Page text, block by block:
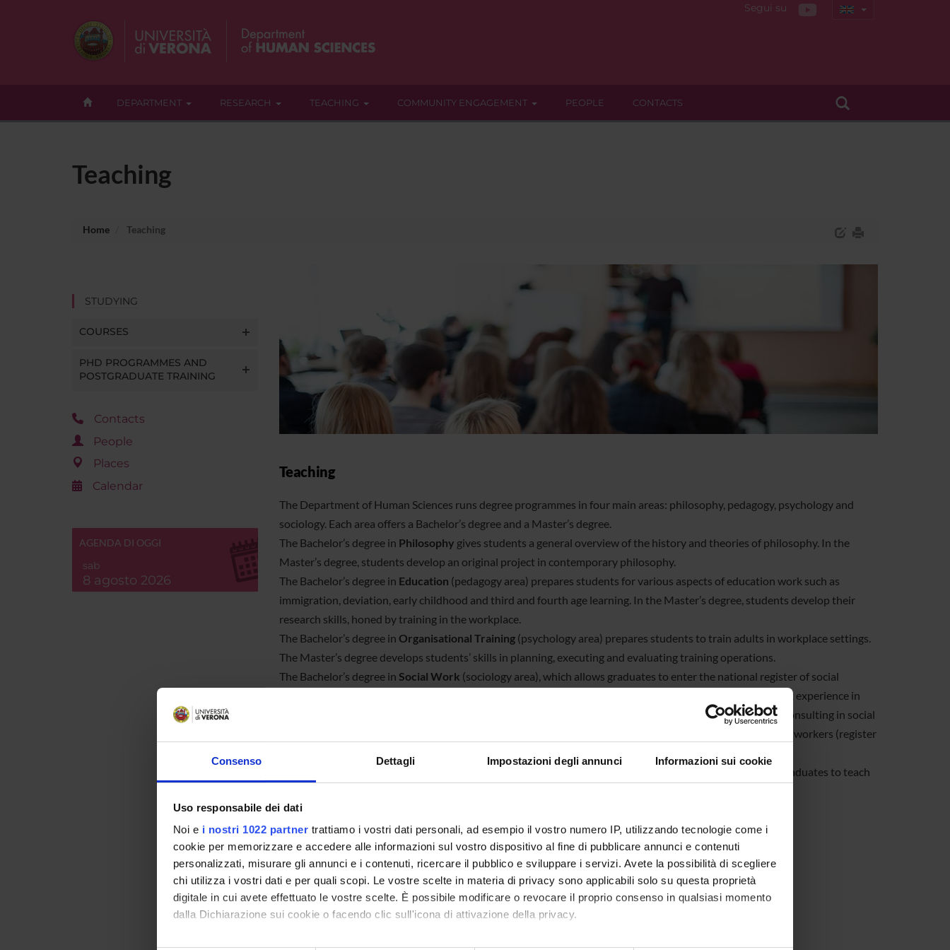
Consenso Dettagli Impostazioni degli annunci Informazioni sui cookie
Uso responsabile dei dati
Noi e i nostri 1022 partner trattiamo i vostri dati personali, ad esempio il vostro numero IP, utilizzando tecnologie come i
cookie per memorizzare e accedere alle informazioni sul vostro dispositivo al fine di pubblicare annunci e contenuti
personalizzati, misurare gli annunci e i contenuti, ricercare il pubblico e sviluppare i servizi. Avete la possibilità di scegliere
chi utilizza i vostri dati e per quali scopi. Le vostre scelte in materia di privacy sono applicabili solo su questa proprietà
digitale in cui avete effettuato le vostre scelte. È possibile modificare o revocare il proprio consenso in qualsiasi momento
dalla Dichiarazione sui cookie o facendo clic sull'icona di attivazione della privacy.
Segui su
DEPARTMENT RESEARCH TEACHING COMMUNITY ENGAGEMENT PEOPLE CONTACTS
Teaching
Home Teaching
STUDYING
COURSES
PHD PROGRAMMES AND
POSTGRADUATE TRAINING
Contacts
People
Places
Calendar
AGENDA DI OGGI
sab
8 agosto 2026
Teaching
The Department of Human Sciences runs degree programmes in four main areas: philosophy, pedagogy, psychology and
sociology. Each area offers a Bachelor’s degree and a Master’s degree.
The Bachelor’s degree in Philosophy gives students a general overview of the history and theories of philosophy. In the
Master’s degree, students develop an original project in contemporary philosophy.
The Bachelor’s degree in Education (pedagogy area) prepares students for various aspects of education work such as
immigration, deviation, early childhood and third and fourth age learning. In the Master’s degree, students develop their
research skills, honed by training in the workplace.
The Bachelor’s degree in Organisational Training(psychology area) prepares students to train adults in workplace settings.
The Master’s degree develops students’ skills in planning, executing and evaluating training operations.
The Bachelor’s degree in Social Work (sociology area), which allows graduates to enter the national register of social
workers (register B), prepares students for the prevention and conflict of social hardship and includes work experience in
public and private institutions. The Master’s degree prepares students for management, supervision and consulting in social
work and includes workplace training. Graduates are then permitted to enter the national register of social workers (register
The Department of Human Sciences also runs a Bachelor’s degree in
, which qualifies graduates to teach
In addition, the Department offers postgraduate Advanced Courses and Professional Master programmes.
NEWS FOR STUDENTS Announcements for Students